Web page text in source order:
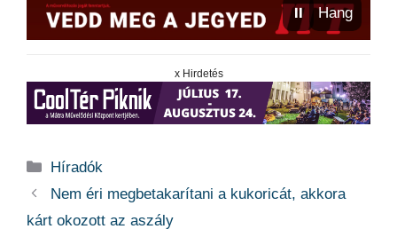
⏸ Hang
x Hirdetés
Kategória
Híradók
Nem éri megbetakarítani a kukoricát, akkora
kárt okozott az aszály